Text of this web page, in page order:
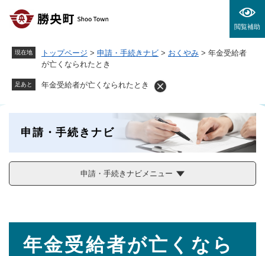
閲覧補助
現在地 トップページ > 申請・手続きナビ > おくやみ > 年金受給者
が亡くなられたとき
足あと 年金受給者が亡くなられたとき
申請・手続きナビ
申請・手続きナビメニュー
年金受給者が亡くなら